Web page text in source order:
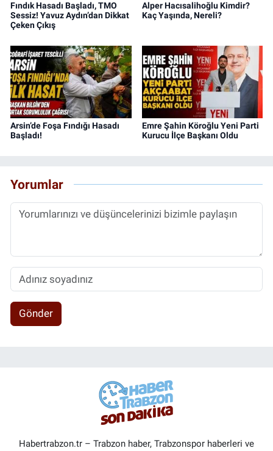
Fındık Hasadı Başladı, TMO
Sessiz! Yavuz Aydın’dan Dikkat
Çeken Çıkış
Alper Hacısalihoğlu Kimdir?
Kaç Yaşında, Nereli?
Arsin’de Foşa Fındığı Hasadı
Başladı!
Emre Şahin Köroğlu Yeni Parti
Kurucu İlçe Başkanı Oldu
Yorumlar
Gönder
Habertrabzon.tr – Trabzon haber, Trabzonspor haberleri ve